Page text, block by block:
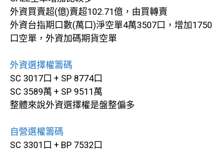
外資買賣超(億)賣超102.71億，由買轉賣
外資台指期口數(萬口)淨空單4萬3507口，增加1750
口空單，外資加碼期貨空單
外資選擇權籌碼
SC 3017口 + SP 8774口
SC 3589萬 + SP 9511萬
整體來說外資選擇權是盤整偏多
自營選權籌碼
SC 3301口 + BP 7532口